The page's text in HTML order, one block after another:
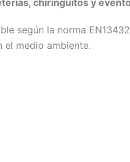
según la norma
el medio ambiente.